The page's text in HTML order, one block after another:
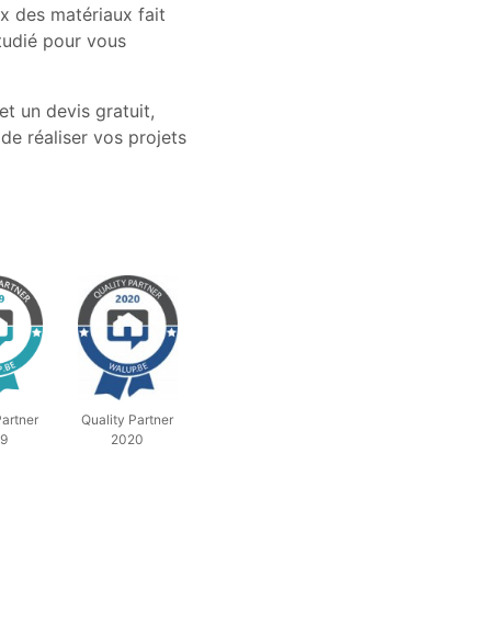
des matériaux fait
pour vous
un devis gratuit,
réaliser vos projets
Quality Partner
2020